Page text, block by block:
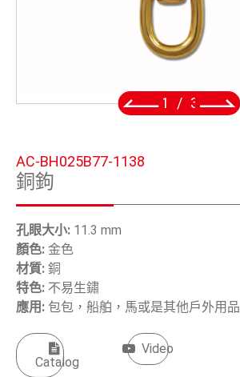
2 / 3
AC-BH025B77-1138
銅鉤
孔眼大小: 11.3 mm
顏色: 金色
材質: 銅
特色: 不易生鏽
應用 : 包包，船舶，馬或是其他戶外用品
Catalog
Video
關於安慶
電子型錄
聯絡我們
繁體中文
English